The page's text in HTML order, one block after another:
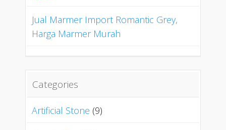
Jual Marmer Import Romantic Grey,
Harga Marmer Murah
Categories
Artificial Stone (9)